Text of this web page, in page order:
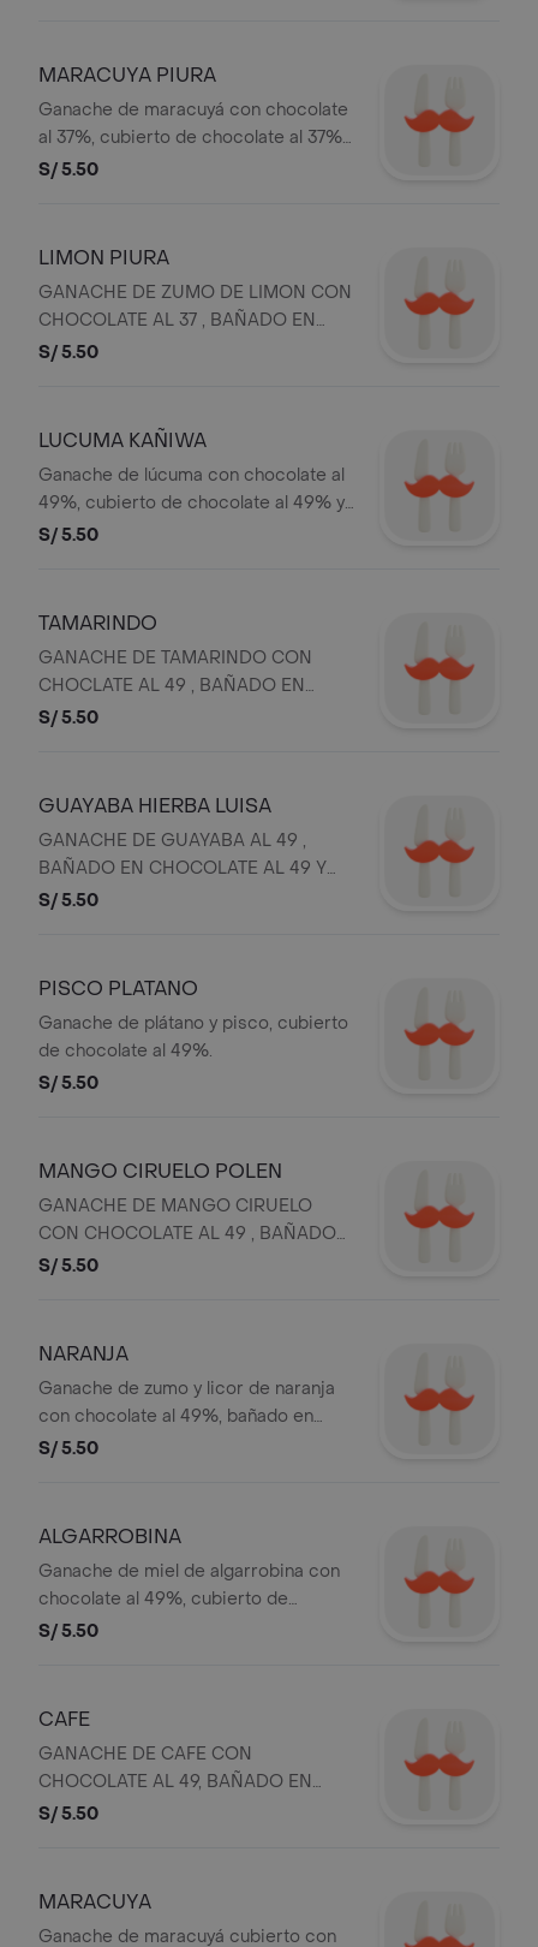
MARACUYA PIURA
Ganache de maracuyá con chocolate
al 37%, cubierto de chocolate al 37% y
nibs de cacao.
S/ 5.50
LIMON PIURA
GANACHE DE ZUMO DE LIMON CON
CHOCOLATE AL 37 , BAÑADO EN
CHOCOLATE AL 72 Y LIMON
S/ 5.50
LUCUMA KAÑIWA
Ganache de lúcuma con chocolate al
49%, cubierto de chocolate al 49% y
kañiwa pop.
S/ 5.50
TAMARINDO
GANACHE DE TAMARINDO CON
CHOCLATE AL 49 , BAÑADO EN
CHOCOLATE AL 49 Y AZUCAR RUBIA
S/ 5.50
GUAYABA HIERBA LUISA
GANACHE DE GUAYABA AL 49 ,
BAÑADO EN CHOCOLATE AL 49 Y
HIERBA LUISA
S/ 5.50
PISCO PLATANO
Ganache de plátano y pisco, cubierto
de chocolate al 49%.
S/ 5.50
MANGO CIRUELO POLEN
GANACHE DE MANGO CIRUELO
CON CHOCOLATE AL 49 , BAÑADO
EN CHOCOLATE AL 49 Y POLEN
S/ 5.50
NARANJA
Ganache de zumo y licor de naranja
con chocolate al 49%, bañado en
chocolate al 49% y naranja confitada.
S/ 5.50
ALGARROBINA
Ganache de miel de algarrobina con
chocolate al 49%, cubierto de
chocolate al 49% y decorado con
S/ 5.50
CAFE
GANACHE DE CAFE CON
CHOCOLATE AL 49, BAÑADO EN
CHOCOLATE AL 49
S/ 5.50
MARACUYA
Ganache de maracuyá cubierto con